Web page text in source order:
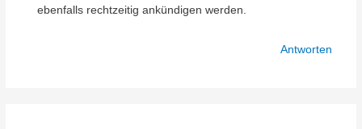
ebenfalls rechtzeitig ankündigen werden.
Antworten